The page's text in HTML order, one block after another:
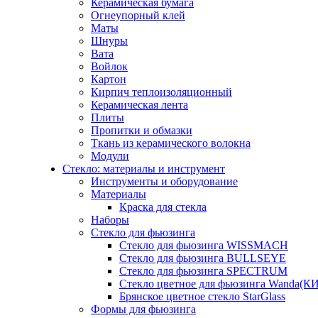
Керамическая бумага
Огнеупорный клей
Маты
Шнуры
Вата
Войлок
Картон
Кирпич теплоизоляционный
Керамическая лента
Плиты
Пропитки и обмазки
Ткань из керамического волокна
Модули
Стекло: материалы и инструмент
Инструменты и оборудование
Материалы
Краска для стекла
Наборы
Стекло для фьюзинга
Стекло для фьюзинга WISSMACH
Стекло для фьюзинга BULLSEYE
Стекло для фьюзинга SPECTRUM
Стекло цветное для фьюзинга
Брянское цветное стекло StarGlass
Формы для фьюзинга